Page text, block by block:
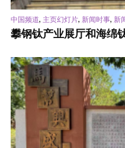
中国频道, 主页幻灯片, 新闻时事, 新
攀钢钛产业展厅和海绵